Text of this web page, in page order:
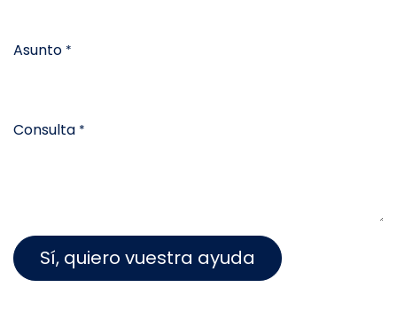
Asunto *
Consulta *
Sí, quiero vuestra ayuda